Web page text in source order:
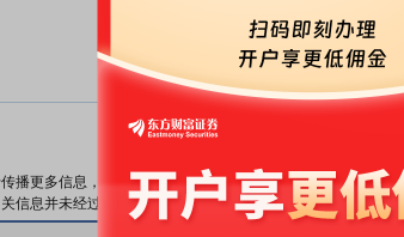
暂无数据
播更多信息，与本站立场无关。东方财富网不保证该信息
信息并未经过本网站证实，不对您构成任何投资建议，据此操